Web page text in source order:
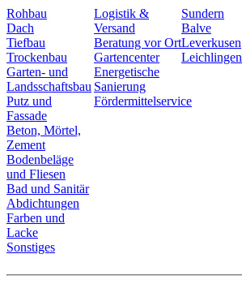
Rohbau
Dach
Tiefbau
Trockenbau
Garten- und
Landsschaftsbau
Putz und
Fassade
Beton, Mörtel,
Zement
Bodenbeläge
und Fliesen
Bad und Sanitär
Abdichtungen
Farben und
Lacke
Sonstiges
Logistik &
Versand
Beratung vor Ort
Gartencenter
Energetische
Sanierung
Fördermittelservice
Sundern
Balve
Leverkusen
Leichlingen